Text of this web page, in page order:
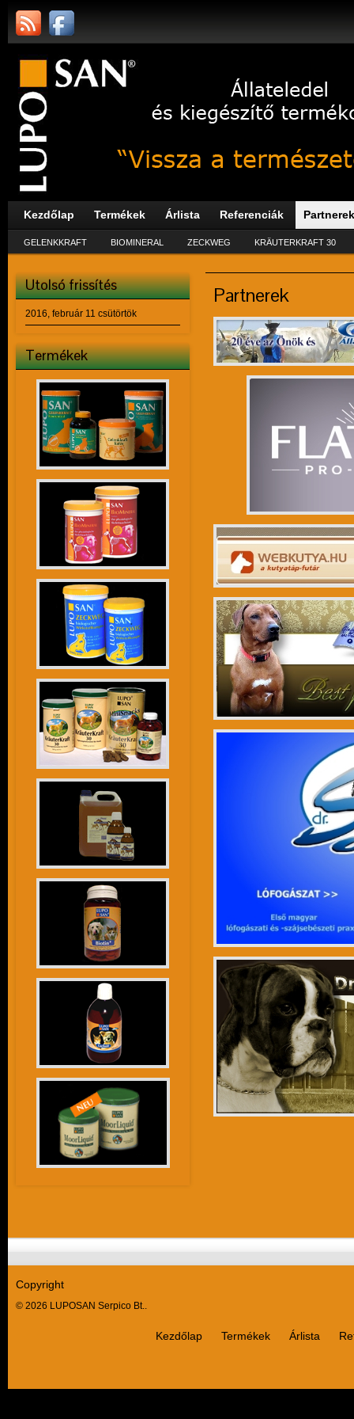
Kezdőlap Termékek Árlista Referenciák Partnerek
GELENKKRAFT BIOMINERAL ZECKWEG KRÄUTERKRAFT 30
Utolsó frissítés
2016, február 11 csütörtök
Termékek
Partnerek
Copyright
© 2026 LUPOSAN Serpico Bt..
Kezdőlap Termékek Árlista